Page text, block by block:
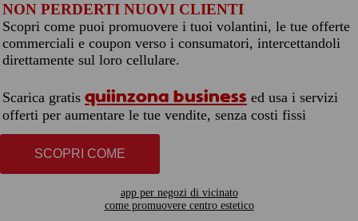
NON PERDERTI NUOVI CLIENTI
Scopri come puoi promuovere i tuoi volantini, le tue offerte
commerciali e coupon verso i consumatori, intercettandoli
direttamente sul loro cellulare.
Scarica gratis quiinzona business ed usa i servizi
offerti per aumentare le tue vendite, senza costi fissi
SCOPRI COME
app per negozi di vicinato
come promuovere centro estetico